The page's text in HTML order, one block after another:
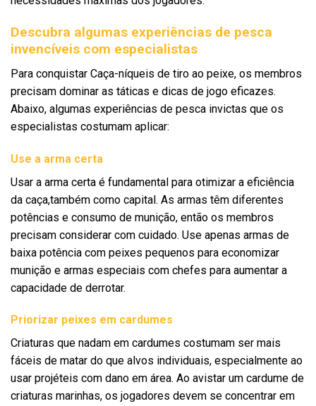
Descubra algumas experiências de pesca
invencíveis com especialistas
Para conquistar Caça-níqueis de tiro ao peixe, os membros
precisam dominar as táticas e dicas de jogo eficazes.
Abaixo, algumas experiências de pesca invictas que os
especialistas costumam aplicar:
Use a arma certa
Usar a arma certa é fundamental para otimizar a eficiência
da caça,também como capital. As armas têm diferentes
potências e consumo de munição, então os membros
precisam considerar com cuidado. Use apenas armas de
baixa potência com peixes pequenos para economizar
munição e armas especiais com chefes para aumentar a
capacidade de derrotar.
Priorizar peixes em cardumes
Criaturas que nadam em cardumes costumam ser mais
fáceis de matar do que alvos individuais, especialmente ao
usar projéteis com dano em área. Ao avistar um cardume de
criaturas marinhas, os jogadores devem se concentrar em